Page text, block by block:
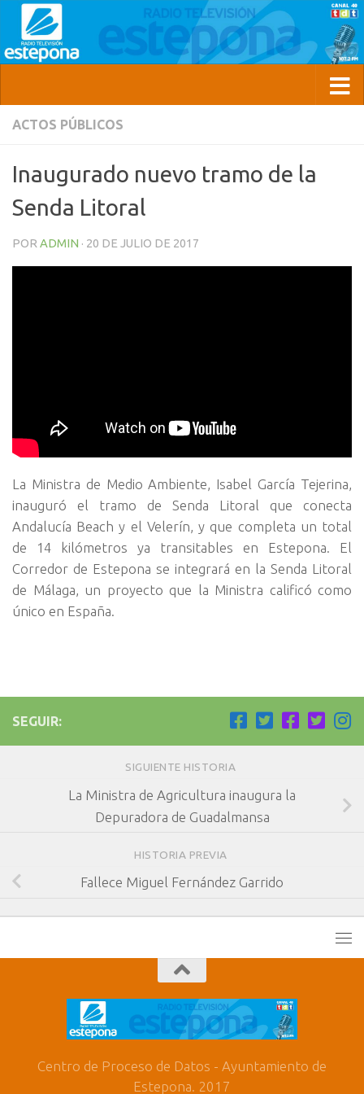
ACTOS PÚBLICOS
Inaugurado nuevo tramo de la
Senda Litoral
POR ADMIN · 20 DE JULIO DE 2017
La Ministra de Medio Ambiente, Isabel García Tejerina,
inauguró el tramo de Senda Litoral que conecta
Andalucía Beach y el Velerín, y que completa un total
de 14 kilómetros ya transitables en Estepona. El
Corredor de Estepona se integrará en la Senda Litoral
de Málaga, un proyecto que la Ministra calificó como
único en España.
SEGUIR:
SIGUIENTE HISTORIA
La Ministra de Agricultura inaugura la
Depuradora de Guadalmansa
HISTORIA PREVIA
Fallece Miguel Fernández Garrido
Centro de Proceso de Datos - Ayuntamiento de
Estepona. 2017